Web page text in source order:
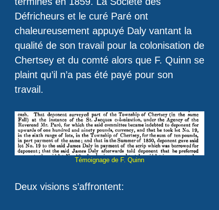
Défricheurs et le curé Paré ont
chaleureusement appuyé Daly vantant la
qualité de son travail pour la colonisation de
Chertsey et du comté alors que F. Quinn se
plaint qu’il n’a pas été payé pour son
travail.
Témoignage de F. Quinn
Deux visions s’affrontent: